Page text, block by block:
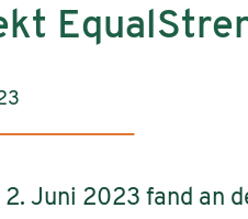
2. Juni 2023 fand an